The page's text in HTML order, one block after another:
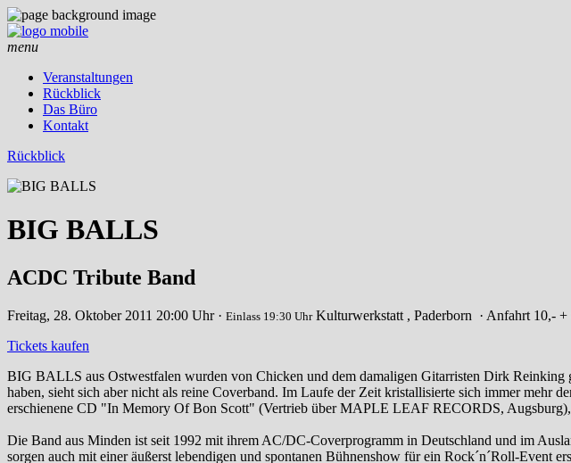
menu
Veranstaltungen
Rückblick
Das Büro
Kontakt
Rückblick
BIG BALLS
ACDC Tribute Band
Freitag, 28. Oktober 2011 20:00 Uhr · Einlass 19:30 Uhr Kulturwerkstatt , Paderborn · Anfahrt 10,- +
Tickets kaufen
BIG BALLS aus Ostwestfalen wurden von Chicken und dem damaligen Gitarristen Dirk
haben, sieht sich aber nicht als reine Coverband. Im Laufe der Zeit kristallisierte sich immer
erschienene CD "In Memory Of Bon Scott" (Vertrieb über MAPLE LEAF RECORDS, Augsburg),
Die Band aus Minden ist seit 1992 mit ihrem AC/DC-Coverprogramm in Deutschland und im
sorgen auch mit einer äußerst lebendigen und spontanen Bühnenshow für ein Rock´n´Roll-